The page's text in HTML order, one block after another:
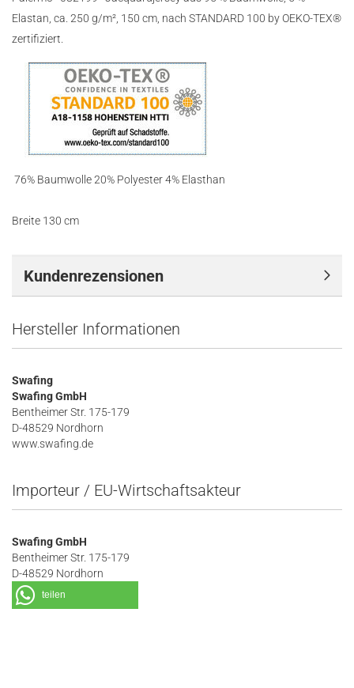
Elastan, ca. 250 g/m², 150 cm, nach STANDARD 100 by OEKO-TEX®
zertifiziert.
76% Baumwolle 20% Polyester 4% Elasthan
Breite 130 cm
Kundenrezensionen
Hersteller Informationen
Swafing
Swafing GmbH
Bentheimer Str. 175-179
D-48529 Nordhorn
www.swafing.de
Importeur / EU-Wirtschaftsakteur
Swafing GmbH
Bentheimer Str. 175-179
D-48529 Nordhorn
teilen